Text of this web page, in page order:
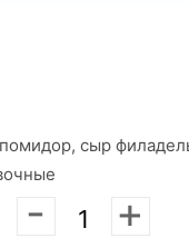
сыр
- +